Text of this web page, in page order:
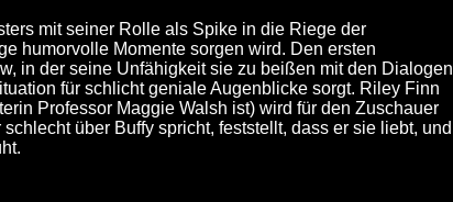
mit seiner Rolle als Spike in die Riege der
humorvolle Momente sorgen wird. Den ersten
in der seine Unfähigkeit sie zu beißen mit den Dialogen
für schlicht geniale Augenblicke sorgt. Riley Finn
Professor Maggie Walsh ist) wird für den Zuschauer
über Buffy spricht, feststellt, dass er sie liebt, und